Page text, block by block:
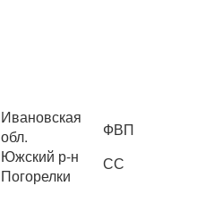
Ивановская
обл.
Южский р-н
Погорелки
ФВП
СС